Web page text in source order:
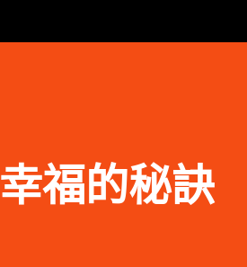
幸福的秘訣